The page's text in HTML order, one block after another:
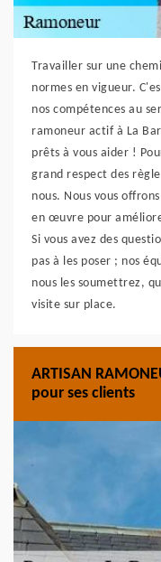
Travailler sur une
normes en vigueur.
nos compétences au
ramoneur actif à La
prêts à vous aider !
grand respect des
nous. Nous vous
en œuvre pour
Si vous avez des
pas à les poser ; nos
nous les soumettrez,
visite sur place.
ARTISAN
pour ses clients